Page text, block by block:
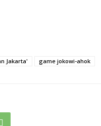
Jakarta' game jokowi-ahok